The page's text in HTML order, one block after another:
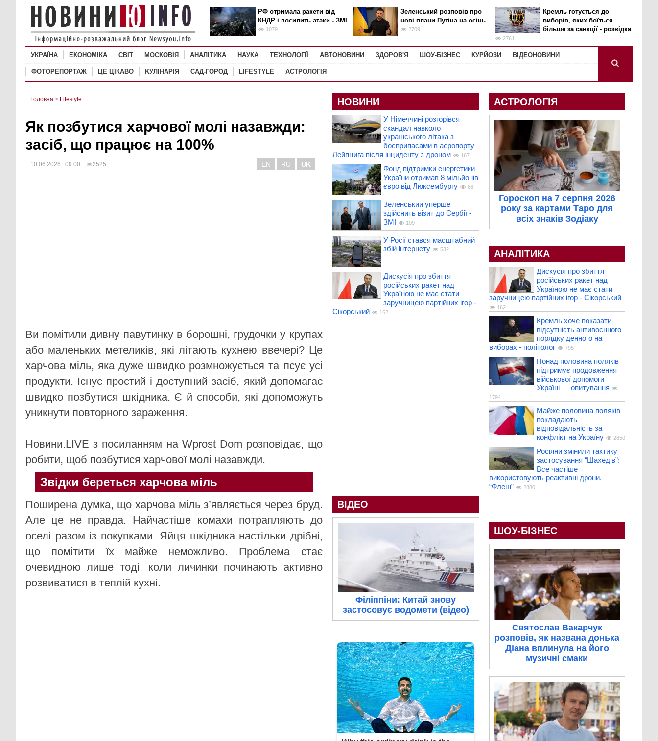
РФ отримала ракети від
КНДР і посилить атаки - ЗМІ
1079
Зеленський розповів про
нові плани Путіна на осінь
2709
Кремль готується до
виборів, яких боїться
більше за санкції - розвідка
2761
УКРАЇНА ЕКОНОМІКА СВІТ MОСКОВІЯ АНАЛІТИКА НАУКА ТЕХНОЛОГІЇ АВТОНОВИНИ ЗДОРОВ'Я ШОУ-БІЗНЕС КУРЙОЗИ ВІДЕОНОВИНИ
ФОТОРЕПОРТАЖ ЦЕ ЦІКАВО KУЛІНАРІЯ САД-ГОРОД LIFESTYLE АСТРОЛОГІЯ
Головна > Lifestyle
Як позбутися харчової молі назавжди:
засіб, що працює на 100%
10.06.2026 09:00 2525 EN RU UK
Ви помітили дивну павутинку в борошні, грудочки у крупах
або маленьких метеликів, які літають кухнею ввечері? Це
харчова міль, яка дуже швидко розмножується та псує усі
продукти. Існує простий і доступний засіб, який допомагає
швидко позбутися шкідника. Є й способи, які допоможуть
уникнути повторного зараження.
Новини.LIVE з посиланням на Wprost Dom розповідає, що
робити, щоб позбутися харчової молі назавжди.
Звідки береться харчова міль
Поширена думка, що харчова міль з’являється через бруд.
Але це не правда. Найчастіше комахи потрапляють до
оселі разом із покупками. Яйця шкідника настільки дрібні,
що помітити їх майже неможливо. Проблема стає
очевидною лише тоді, коли личинки починають активно
розвиватися в теплій кухні.
НОВИНИ
У Німеччині розгорівся
скандал навколо
українського літака з
боєприпасами в аеропорту
Лейпцига після інциденту з дроном
167
Фонд підтримки енергетики
України отримав 8 мільйонів
євро від Люксембургу
86
Зеленський уперше
здійснить візит до Сербії -
ЗМІ
109
У Росії стався масштабний
збій інтернету
532
Дискусія про збиття
російських ракет над
Україною не має стати
заручницею партійних ігор -
Сікорський
162
ВІДЕО
Філіппіни: Китай знову
застосовує водомети (відео)
АСТРОЛОГІЯ
Гороскоп на 7 серпня 2026
року за картами Таро для
всіх знаків Зодіаку
АНАЛІТИКА
Дискусія про збиття
російських ракет над
Україною не має стати
заручницею партійних ігор - Сікорський
162
Кремль хоче показати
відсутність антивоєнного
порядку денного на
виборах - політолог
795
Понад половина поляків
підтримує продовження
військової допомоги
Україні — опитування
1794
Майже половина поляків
покладають
відповідальність за
конфлікт на Україну
2850
Росіяни змінили тактику
застосування “Шахедів”:
Все частіше
використовують реактивні дрони, –
“Флеш”
2880
ШОУ-БІЗНЕС
Святослав Вакарчук
розповів, як названа донька
Діана вплинула на його
музичні смаки